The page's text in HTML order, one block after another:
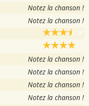
Notez la chanson !
Notez la chanson !
Notez la chanson !
Notez la chanson !
Notez la chanson !
Notez la chanson !